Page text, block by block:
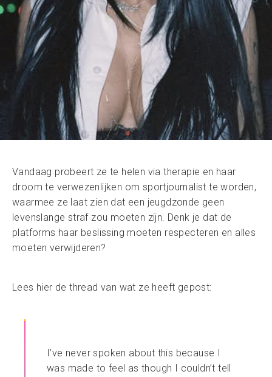
Vandaag probeert ze te helen via therapie en haar
droom te verwezenlijken om sportjournalist te worden,
waarmee ze laat zien dat een jeugdzonde geen
levenslange straf zou moeten zijn. Denk je dat de
platforms haar beslissing moeten respecteren en alles
moeten verwijderen?
Lees hier de thread van wat ze heeft gepost:
I’ve never spoken about this because I
was made to feel as though I couldn’t tell